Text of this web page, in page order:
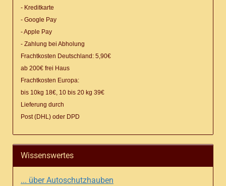
- Kreditkarte
- Google Pay
- Apple Pay
- Zahlung bei Abholung
Frachtkosten Deutschland: 5,90€
ab 200€ frei Haus
Frachtkosten Europa:
bis 10kg 18€, 10 bis 20 kg 39€
Lieferung durch
Post (DHL) oder DPD
Wissenswertes
... über Autoschutzhauben